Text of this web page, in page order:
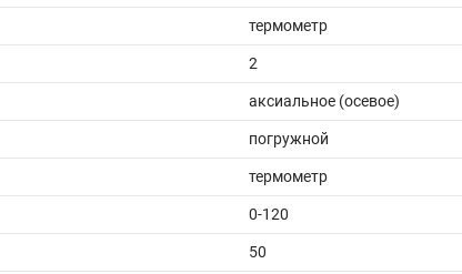
термометр
2
аксиальное (осевое)
погружной
термометр
0-120
50